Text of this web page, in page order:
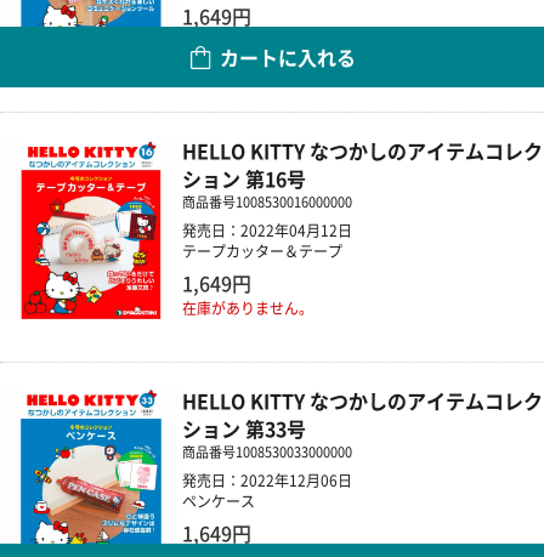
1,649円
カートに入れる
HELLO KITTY なつかしのアイテムコレク
ション 第16号
商品番号1008530016000000
発売日：2022年04月12日
テープカッター＆テープ
1,649円
在庫がありません。
HELLO KITTY なつかしのアイテムコレク
ション 第33号
商品番号1008530033000000
発売日：2022年12月06日
ペンケース
1,649円